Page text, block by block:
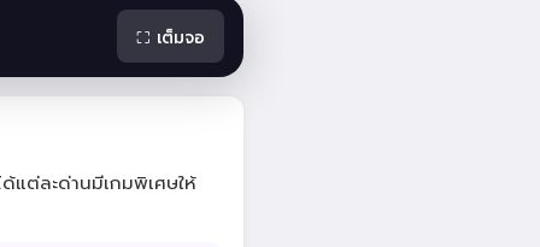
⛶ เต็มจอ
แต่ละด่านมีเกมพิเศษให้